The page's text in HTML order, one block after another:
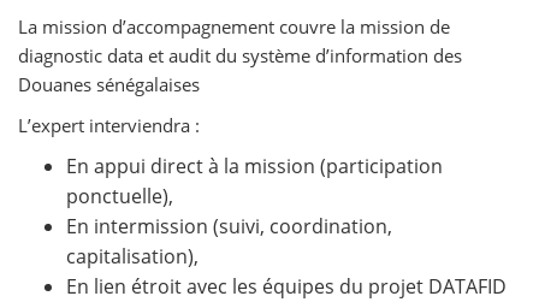
La mission d’accompagnement couvre la mission de
diagnostic data et audit du système d’information des
Douanes sénégalaises
L’expert interviendra :
En appui direct à la mission (participation
ponctuelle),
En intermission (suivi, coordination,
capitalisation),
En lien étroit avec les équipes du projet DATAFID